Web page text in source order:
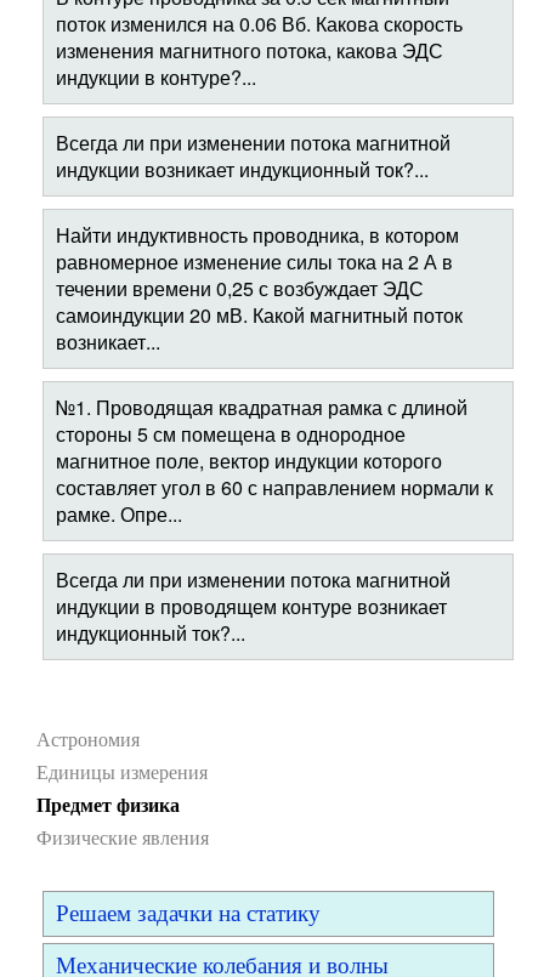
поток изменился на 0.06 Вб. Какова скорость
изменения магнитного потока, какова ЭДС
индукции в контуре?...
Всегда ли при изменении потока магнитной
индукции возникает индукционный ток?...
Найти индуктивность проводника, в котором
равномерное изменение силы тока на 2 А в
течении времени 0,25 с возбуждает ЭДС
самоиндукции 20 мВ. Какой магнитный поток
возникает...
№1. Проводящая квадратная рамка с длиной
стороны 5 см помещена в однородное
магнитное поле, вектор индукции которого
составляет угол в 60 с направлением нормали к
рамке. Опре...
Всегда ли при изменении потока магнитной
индукции в проводящем контуре возникает
индукционный ток?...
Астрономия
Единицы измерения
Предмет физика
Физические явления
Решаем задачки на статику
Механические колебания и волны